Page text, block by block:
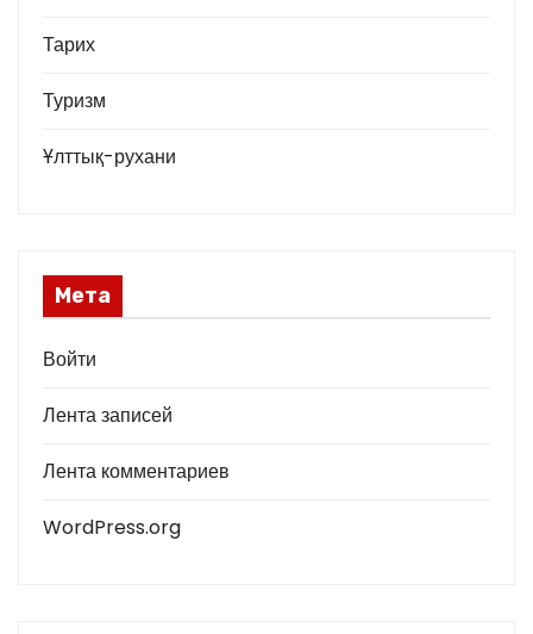
Тарих
Туризм
Ұлттық-рухани
Мета
Войти
Лента записей
Лента комментариев
WordPress.org